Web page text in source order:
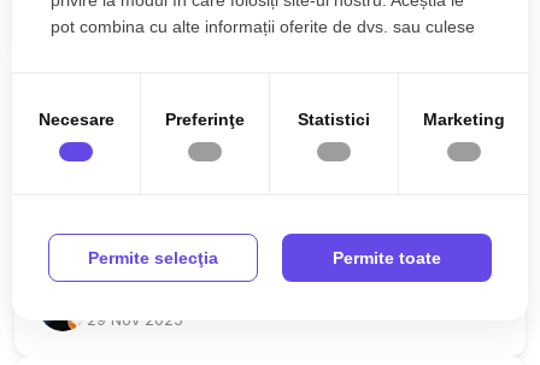
24 Dec 2025
Am avut o experienta foarte placuta cu domnul Claudiu
Hategan in cadrul cautarii de inchiriere al unui
agentii imobiliari ar fi macar pe jumatate la fel ca dânsul.
29 Nov 2025
pot combina cu alte informații oferite de dvs. sau culese
Necesare Preferinţe Statistici Marketing
Permite selecţia Permite toate